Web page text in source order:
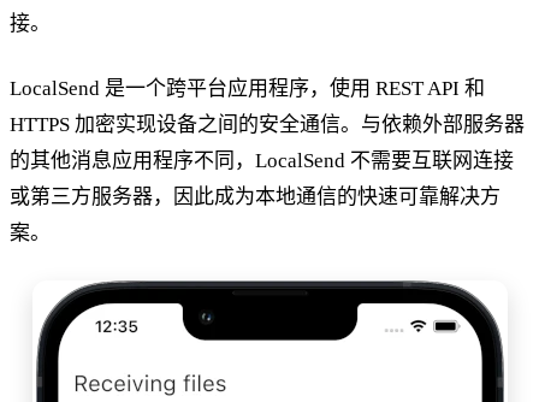
接。
LocalSend 是一个跨平台应用程序，使用 REST API 和
HTTPS 加密实现设备之间的安全通信。与依赖外部服务器
的其他消息应用程序不同，LocalSend 不需要互联网连接
或第三方服务器，因此成为本地通信的快速可靠解决方
案。